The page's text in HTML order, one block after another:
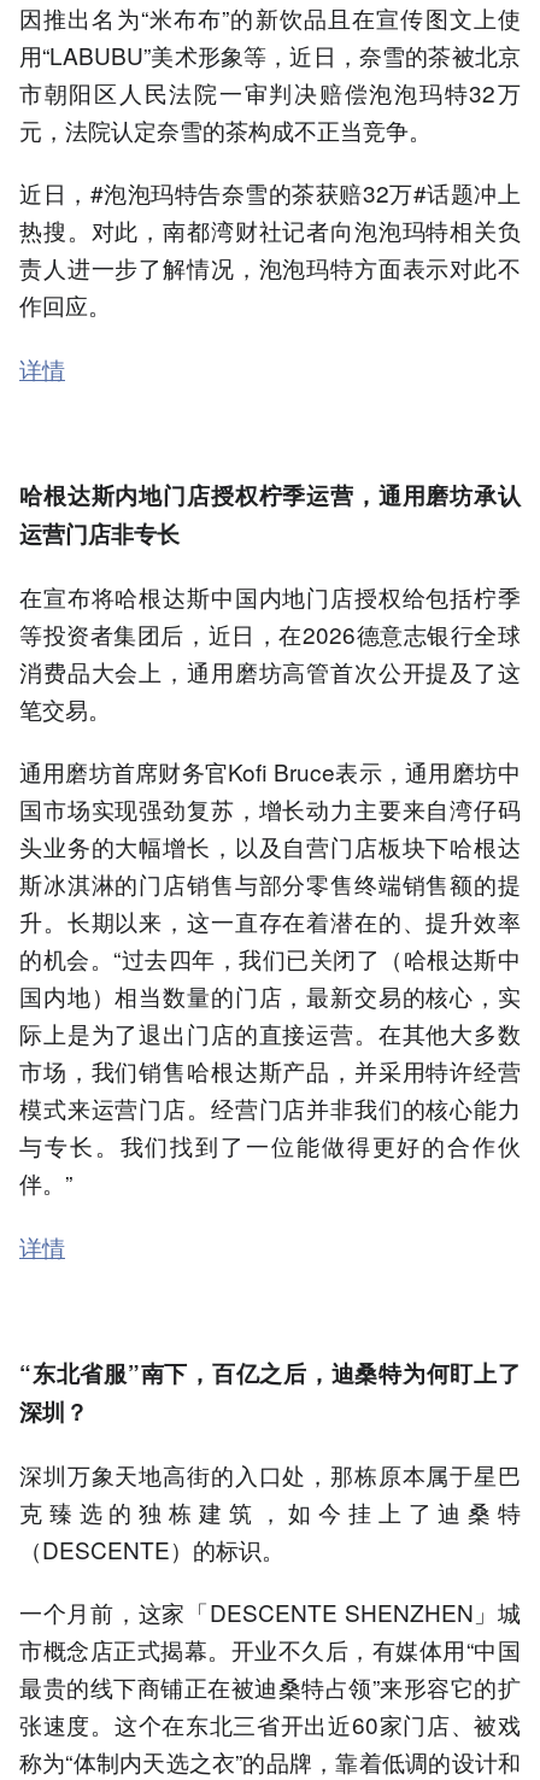
因推出名为“米布布”的新饮品且在宣传图文上使
用“LABUBU”美术形象等，近日，奈雪的茶被北京
市朝阳区人民法院一审判决赔偿泡泡玛特32万
元，法院认定奈雪的茶构成不正当竞争。
近日，#泡泡玛特告奈雪的茶获赔32万#话题冲上
热搜。对此，南都湾财社记者向泡泡玛特相关负
责人进一步了解情况，泡泡玛特方面表示对此不
作回应。
详情
哈根达斯内地门店授权柠季运营，通用磨坊承认
运营门店非专长
在宣布将哈根达斯中国内地门店授权给包括柠季
等投资者集团后，近日，在2026德意志银行全球
消费品大会上，通用磨坊高管首次公开提及了这
笔交易。
通用磨坊首席财务官Kofi Bruce表示，通用磨坊中
国市场实现强劲复苏，增长动力主要来自湾仔码
头业务的大幅增长，以及自营门店板块下哈根达
斯冰淇淋的门店销售与部分零售终端销售额的提
升。长期以来，这一直存在着潜在的、提升效率
的机会。“过去四年，我们已关闭了（哈根达斯中
国内地）相当数量的门店，最新交易的核心，实
际上是为了退出门店的直接运营。在其他大多数
市场，我们销售哈根达斯产品，并采用特许经营
模式来运营门店。经营门店并非我们的核心能力
与专长。我们找到了一位能做得更好的合作伙
伴。”
详情
“东北省服”南下，百亿之后，迪桑特为何盯上了
深圳？
深圳万象天地高街的入口处，那栋原本属于星巴
克臻选的独栋建筑，如今挂上了迪桑特
（DESCENTE）的标识。
一个月前，这家「DESCENTE SHENZHEN」城
市概念店正式揭幕。开业不久后，有媒体用“中国
最贵的线下商铺正在被迪桑特占领”来形容它的扩
张速度。这个在东北三省开出近60家门店、被戏
称为“体制内天选之衣”的品牌，靠着低调的设计和